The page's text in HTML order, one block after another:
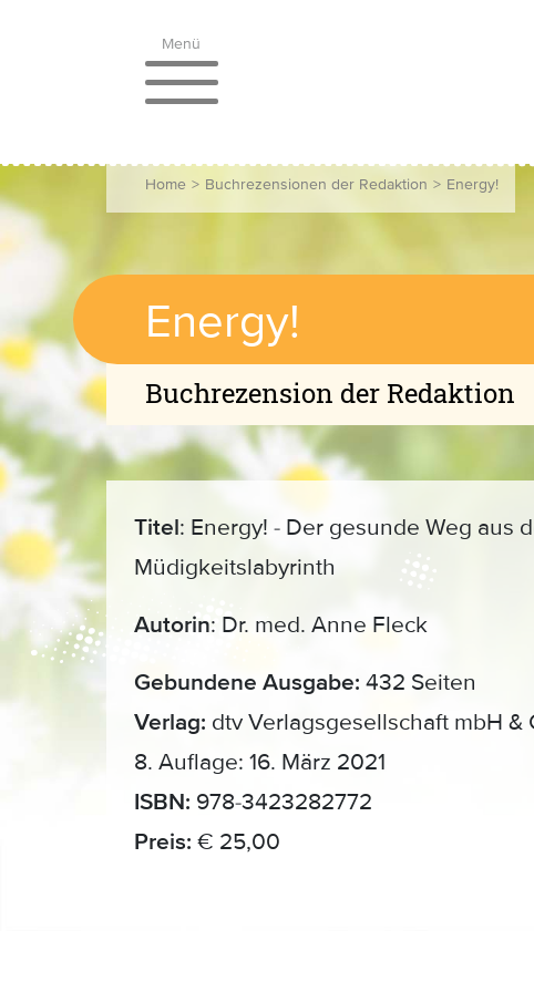
Menü
Home > Buchrezensionen der Redaktion > Energy!
Energy!
Buchrezension der Redaktion
Titel: Energy! - Der gesunde Weg aus
Müdigkeitslabyrinth
Autorin: Dr. med. Anne Fleck
Gebundene Ausgabe: 432 Seiten
Verlag: dtv Verlagsgesellschaft mbH &
8. Auflage: 16. März 2021
ISBN: 978-3423282772
Preis: € 25,00